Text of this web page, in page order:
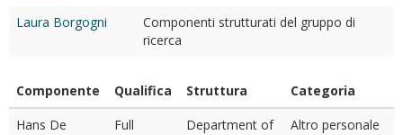
Laura Borgogni
Componenti strutturati del gruppo di
ricerca
Componente Qualifica Struttura
Categoria
Hans De
Full
Department of
Altro personale